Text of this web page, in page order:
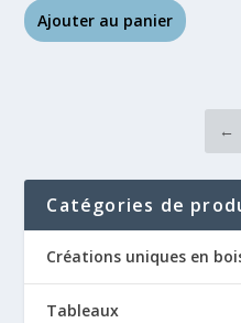
Ajouter au panier
←
Catégories de
Créations uniques en
Tableaux